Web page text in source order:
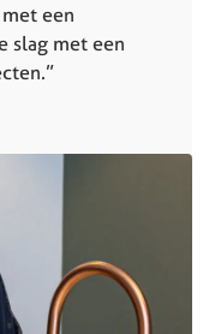
een
slag met een